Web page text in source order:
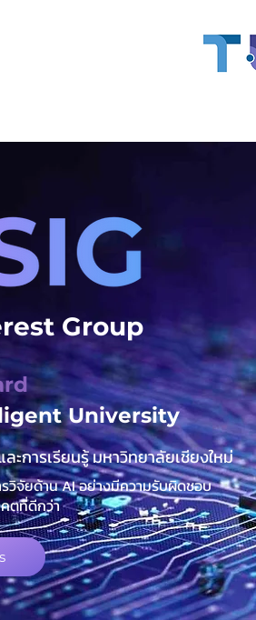
Group
University
การเรียนรู้ มหาวิทยาลัยเชียงใหม่
วิจัยด้าน AI อย่างมีความรับผิดชอบ
ตที่ดีกว่า